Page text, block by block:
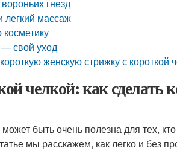
гнезд
массаж
свой уход
женскую стрижку с короткой
челкой: как сделать
быть очень полезна для тех,
мы расскажем, как легко и без